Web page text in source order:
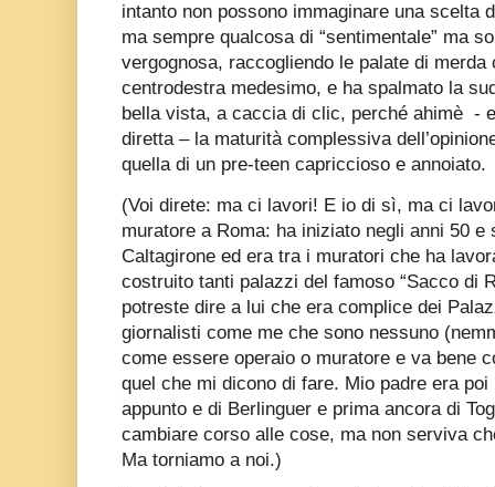
intanto non possono immaginare una scelta
ma sempre qualcosa di “sentimentale” ma
vergognosa, raccogliendo le palate di
centrodestra medesimo, e ha spalmato la
bella vista, a caccia di clic, perché ahimè -
diretta – la maturità complessiva
quella di un pre-teen capriccioso e annoiato.
(Voi direte: ma ci lavori! E io di sì, ma ci
muratore a Roma: ha iniziato negli anni 50
Caltagirone ed era tra i muratori che ha
costruito tanti palazzi del famoso “Sacco di
potreste dire a lui che era complice dei
giornalisti come me che sono nessuno
come essere operaio o muratore e va bene
quel che mi dicono di fare. Mio padre era
appunto e di Berlinguer e prima ancora di
cambiare corso alle cose, ma non serviva
Ma torniamo a noi.)